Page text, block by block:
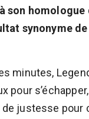
son homologue
synonyme
minutes,
pour
justesse pour